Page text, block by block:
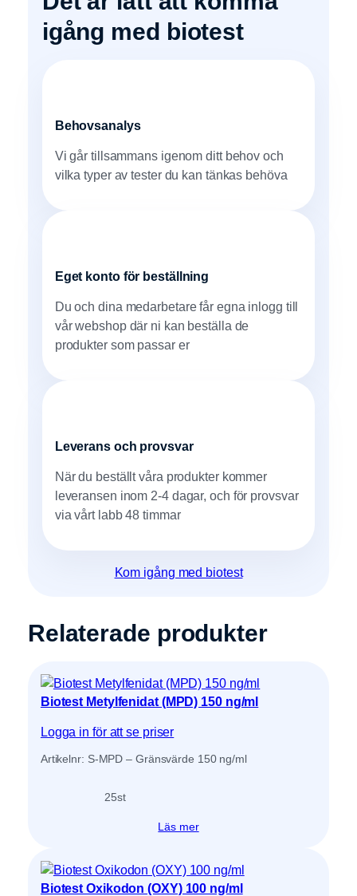
igång med biotest
Behovsanalys
Vi går tillsammans igenom ditt behov och
vilka typer av tester du kan tänkas behöva
Eget konto för beställning
Du och dina medarbetare får egna inlogg till
vår webshop där ni kan beställa de
produkter som passar er
Leverans och provsvar
När du beställt våra produkter kommer
leveransen inom 2-4 dagar, och för provsvar
via vårt labb 48 timmar
Kom igång med biotest
Relaterade produkter
Biotest Metylfenidat (MPD) 150 ng/ml
Logga in för att se priser
Artikelnr: S-MPD – Gränsvärde 150 ng/ml
25st
Läs mer
Biotest Oxikodon (OXY) 100 ng/ml